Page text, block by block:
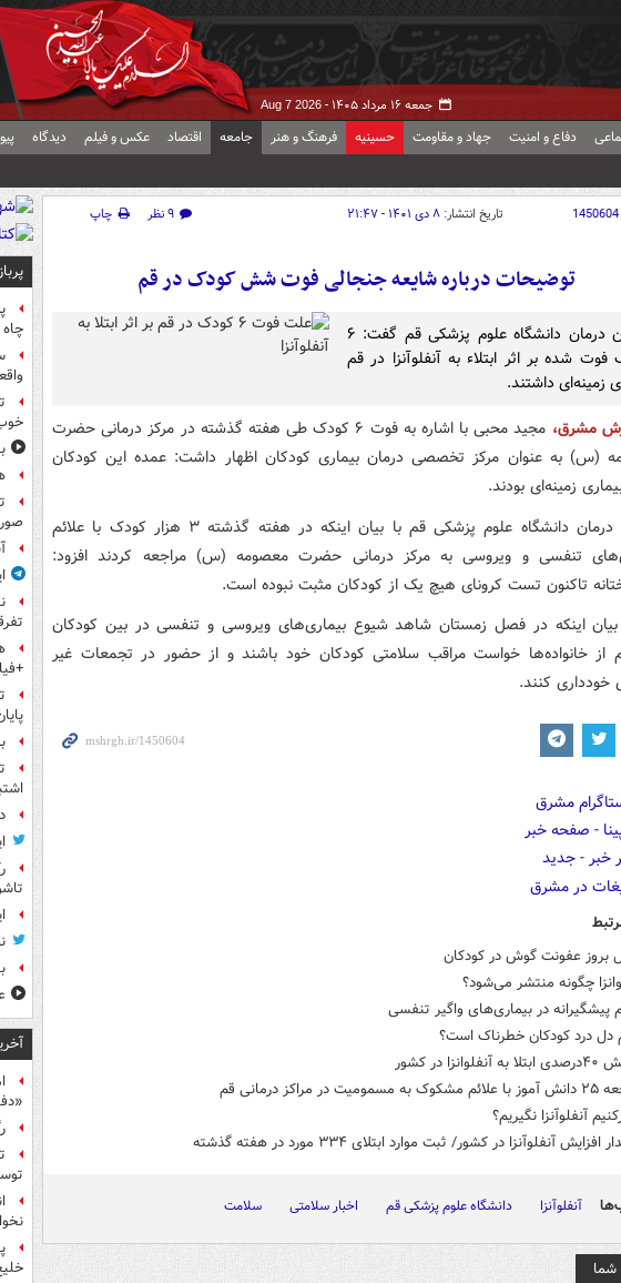
جمعه ۱۶ مرداد ۱۴۰۵ - Aug 7 2026
دفاع و امنیت جهاد و مقاومت حسینیه فرهنگ و هنر جامعه اقتصاد عکس و فیلم دیدگاه
1450604 تاریخ انتشار: ۸ دی ۱۴۰۱ - ۲۱:۴۷ ۹ نظر
چاپ
توضیحات درباره شایعه جنجالی فوت شش کودک در قم
معاون درمان دانشگاه علوم پزشکی قم گفت: ۶
فوت شده بر اثر ابتلاء به آنفلوآنزا در قم
زمینه‌ای داشتند.
مشرق،
مجید محبی با اشاره به فوت ۶ کودک طی هفته گذشته در مرکز درمانی حضرت
(س) به عنوان مرکز تخصصی درمان بیماری کودکان اظهار داشت: عمده این کودکان
زمینه‌ای بودند.
معاون درمان دانشگاه علوم پزشکی قم با بیان اینکه در هفته گذشته ۳ هزار کودک با علائم
تنفسی و ویروسی به مرکز درمانی حضرت معصومه (س) مراجعه کردند افزود:
تاکنون تست کرونای هیچ یک از کودکان مثبت نبوده است.
اینکه در فصل زمستان شاهد شیوع بیماری‌های ویروسی و تنفسی در بین کودکان
از خانواده‌ها خواست مراقب سلامتی کودکان خود باشند و از حضور در تجمعات غیر
خودداری کنند.
بروز عفونت گوش در کودکان
چگونه منتشر می‌شود؟
پیشگیرانه در بیماری‌های واگیر تنفسی
دل درد کودکان خطرناک است؟
در کشور
در مراکز درمانی قم
آنفلوآنزا نگیریم؟
آنفلوآنزا در کشور/ ثبت موارد ابتلای ۳۳۴ مورد در هفته گذشته
آنفلوآنزا دانشگاه علوم پزشکی قم اخبار سلامتی سلامت
شما